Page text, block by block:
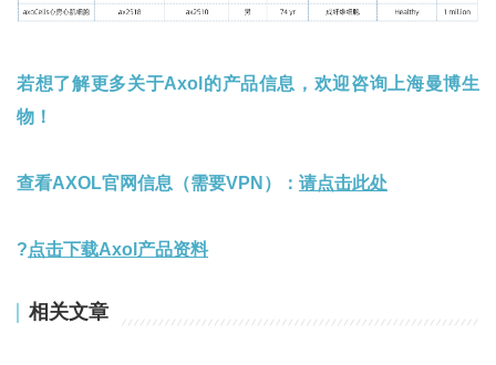
若想了解更多关于Axol的产品信息，欢迎咨询上海曼博生
物！
查看AXOL官网信息（需要VPN）： 请点击此处
?点击下载Axol产品资料
相关文章